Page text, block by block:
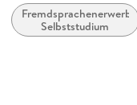
Verlag/Hersteller
Pons Langenscheidt
Fremdsprachenerwerb:
Selbststudium